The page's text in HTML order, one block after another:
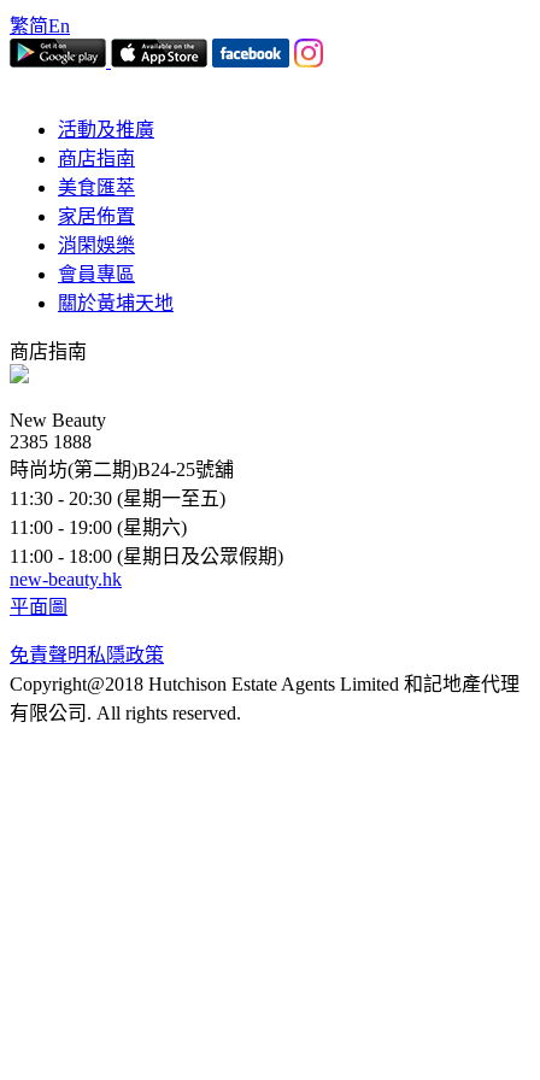
繁简En
活動及推廣
商店指南
美食匯萃
家居佈置
消閑娛樂
會員專區
關於黃埔天地
商店指南
New Beauty
2385 1888
時尚坊(第二期)B24-25號舖
11:30 - 20:30 (星期一至五)
11:00 - 19:00 (星期六)
11:00 - 18:00 (星期日及公眾假期)
new-beauty.hk
平面圖
免責聲明私隱政策
Copyright@2018 Hutchison Estate Agents Limited 和記地產代理
有限公司. All rights reserved.